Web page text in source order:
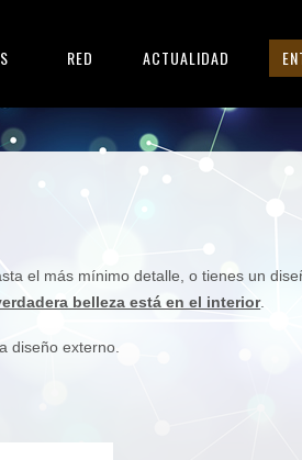
RED ACTUALIDAD
el más mínimo detalle, o tienes un
belleza está en el interior.
diseño externo.